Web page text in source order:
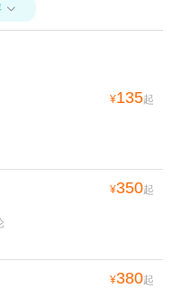

¥135起
¥350起
¥380起